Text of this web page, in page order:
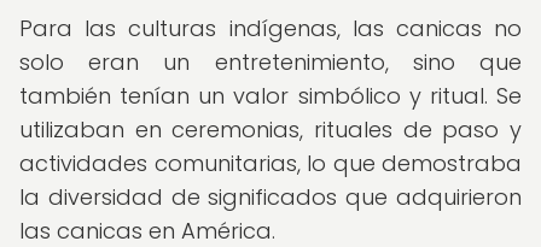
Para las culturas indígenas, las canicas no
solo eran un entretenimiento, sino que
también tenían un valor simbólico y ritual. Se
utilizaban en ceremonias, rituales de paso y
actividades comunitarias, lo que demostraba
la diversidad de significados que adquirieron
las canicas en América.